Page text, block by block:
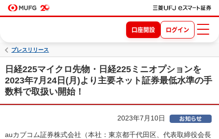
口座開設 ログイン
プレスリリース
日経225マイクロ先物・日経225ミニオプションを
2023年7月24日(月)より主要ネット証券最低水準の手
数料で取扱い開始！
2023年7月10日
auカブコム証券株式会社（本社：東京都千代田区、代表取締役会長